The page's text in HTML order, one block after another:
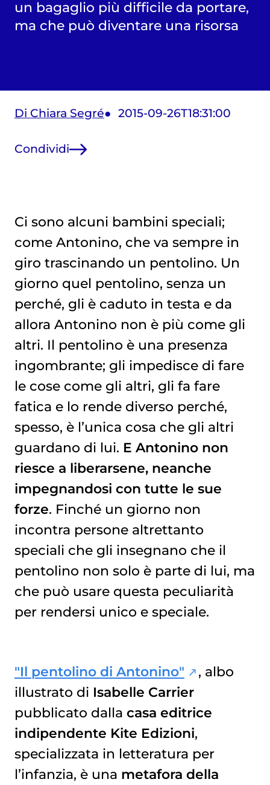
un bagaglio più difficile da portare,
ma che può diventare una risorsa
Di Chiara Segré 2015-09-26T18:31:00
Condividi
Ci sono alcuni bambini speciali;
come Antonino, che va sempre in
giro trascinando un pentolino. Un
giorno quel pentolino, senza un
perché, gli è caduto in testa e da
allora Antonino non è più come gli
altri. Il pentolino è una presenza
ingombrante; gli impedisce di fare
le cose come gli altri, gli fa fare
fatica e lo rende diverso perché,
spesso, è l’unica cosa che gli altri
guardano di lui. E Antonino non
riesce a liberarsene, neanche
impegnandosi con tutte le sue
forze. Finché un giorno non
incontra persone altrettanto
speciali che gli insegnano che il
pentolino non solo è parte di lui, ma
che può usare questa peculiarità
per rendersi unico e speciale.
"Il pentolino di Antonino"
, albo
illustrato di Isabelle Carrier
pubblicato dalla casa editrice
indipendente Kite Edizioni,
specializzata in letteratura per
l’infanzia, è una metafora della